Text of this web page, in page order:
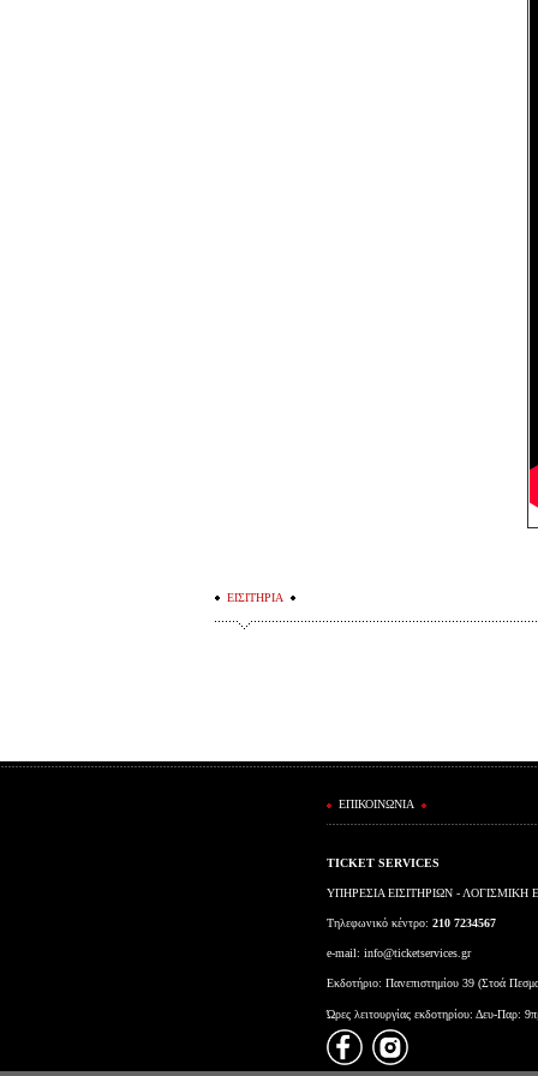
ΕΙΣΙΤΗΡΙΑ
ΕΠΙΚΟΙΝΩΝΙΑ
TICKET SERVICES
ΥΠΗΡΕΣΙΑ ΕΙΣΙΤΗΡΙΩΝ - ΛΟΓΙΣΜΙΚΗ
Τηλεφωνικό κέντρο: 210 7234567
e-mail: info@ticketservices.gr
Εκδοτήριο: Πανεπιστημίου 39 (Στοά
Ώρες λειτουργίας εκδοτηρίου: Δευ-Παρ: